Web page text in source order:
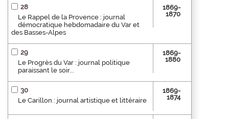
28
Le Rappel de la Provence : journal
démocratique hebdomadaire du Var et
des Basses-Alpes
1869-
1870
29
Le Progrès du Var : journal politique
paraissant le soir...
1869-
1880
30
Le Carillon : journal artistique et littéraire
1869-
1874